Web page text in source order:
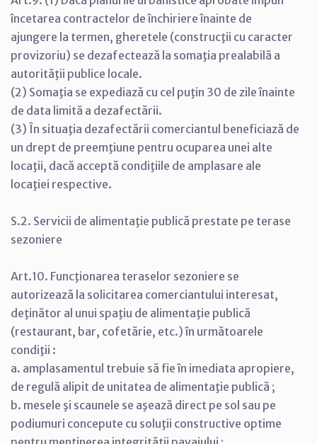
încetarea contractelor de închiriere înainte de
ajungere la termen, gheretele (construcţii cu caracter
provizoriu) se dezafectează la somaţia prealabilă a
autorităţii publice locale.
(2) Somaţia se expediază cu cel puţin 30 de zile înainte
de data limită a dezafectării.
(3) În situaţia dezafectării comerciantul beneficiază de
un drept de preemţiune pentru ocuparea unei alte
locaţii, dacă acceptă condiţiile de amplasare ale
locaţiei respective.
S.2. Servicii de alimentaţie publică prestate pe terase
sezoniere
Art.10. Funcţionarea teraselor sezoniere se
autorizează la solicitarea comerciantului interesat,
deţinător al unui spaţiu de alimentaţie publică
(restaurant, bar, cofetărie, etc.) în următoarele
condiţii :
a. amplasamentul trebuie să fie în imediata apropiere,
de regulă alipit de unitatea de alimentaţie publică ;
b. mesele şi scaunele se aşează direct pe sol sau pe
podiumuri concepute cu soluţii constructive optime